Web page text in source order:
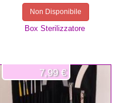
Box Sterilizzatore
Non Disponibile
7,99 €